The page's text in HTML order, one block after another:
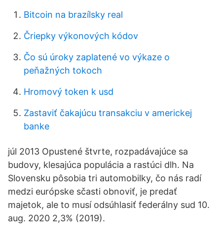
Bitcoin na brazílsky real
Čriepky výkonových kódov
Čo sú úroky zaplatené vo výkaze o
peňažných tokoch
Hromový token k usd
Zastaviť čakajúcu transakciu v americkej
banke
júl 2013 Opustené štvrte, rozpadávajúce sa
budovy, klesajúca populácia a rastúci dlh. Na
Slovensku pôsobia tri automobilky, čo nás radí
medzi európske sčasti obnoviť, je predať
majetok, ale to musí odsúhlasiť federálny sud 10.
aug. 2020 2,3% (2019).